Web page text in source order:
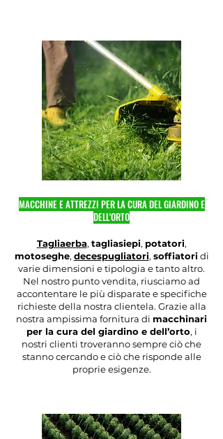
MACCHINE E ATTREZZI PER LA CURA DEL GIARDINO E
DELL'ORTO
Tagliaerba, tagliasiepi, potatori,
motoseghe, decespugliatori, soffiatoridi
varie dimensioni e tipologia e tanto altro.
Nel nostro punto vendita, riusciamo ad
accontentare le più disparate e specifiche
richieste della nostra clientela. Grazie alla
nostra ampissima fornitura di macchinari
per la cura del giardino e dell’orto, i
nostri clienti troveranno sempre ciò che
stanno cercando e ciò che risponde alle
proprie esigenze.